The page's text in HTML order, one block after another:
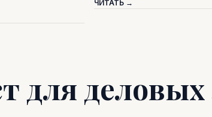
ЧИТАТЬ →
для